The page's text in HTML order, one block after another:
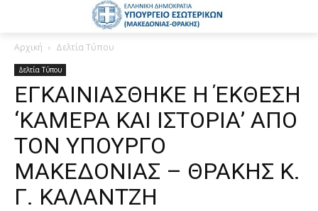
Αρχική Δελτία Τύπου
Δελτία Τύπου
ΕΓΚΑΙΝΙΑΣΘΗΚΕ Η ΈΚΘΕΣΗ
‘ΚΑΜΕΡΑ ΚΑΙ ΙΣΤΟΡΙΑ’ ΑΠΟ
ΤΟΝ ΥΠΟΥΡΓΟ
ΜΑΚΕΔΟΝΙΑΣ – ΘΡΑΚΗΣ Κ.
Γ. ΚΑΛΑΝΤΖΗ